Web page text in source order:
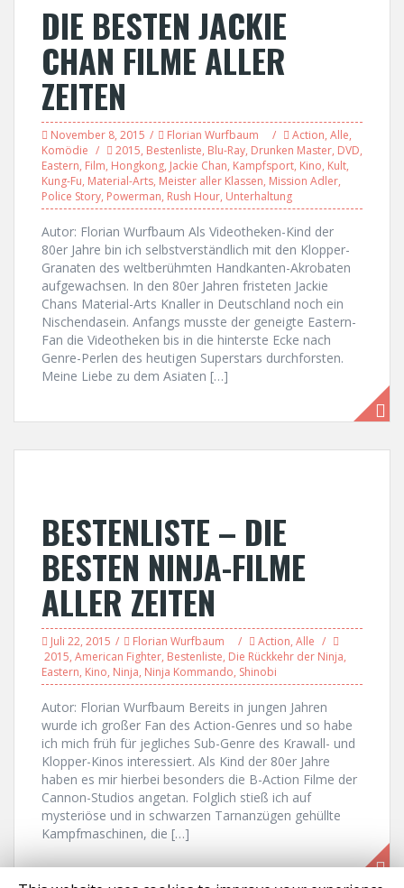
DIE BESTEN JACKIE
CHAN FILME ALLER
ZEITEN
November 8, 2015 Florian Wurfbaum Action, Alle,
Komödie
2015, Bestenliste, Blu-Ray, Drunken Master, DVD,
Eastern, Film, Hongkong, Jackie Chan, Kampfsport, Kino, Kult,
Kung-Fu, Material-Arts, Meister aller Klassen, Mission Adler,
Police Story, Powerman, Rush Hour, Unterhaltung
Autor: Florian Wurfbaum Als Videotheken-Kind der
80er Jahre bin ich selbstverständlich mit den Klopper-
Granaten des weltberühmten Handkanten-Akrobaten
aufgewachsen. In den 80er Jahren fristeten Jackie
Chans Material-Arts Knaller in Deutschland noch ein
Nischendasein. Anfangs musste der geneigte Eastern-
Fan die Videotheken bis in die hinterste Ecke nach
Genre-Perlen des heutigen Superstars durchforsten.
Meine Liebe zu dem Asiaten […]
BESTENLISTE – DIE
BESTEN NINJA-FILME
ALLER ZEITEN
Juli 22, 2015 Florian Wurfbaum Action, Alle
2015, American Fighter, Bestenliste, Die Rückkehr der Ninja,
Eastern, Kino, Ninja, Ninja Kommando, Shinobi
Autor: Florian Wurfbaum Bereits in jungen Jahren
wurde ich großer Fan des Action-Genres und so habe
ich mich früh für jegliches Sub-Genre des Krawall- und
Klopper-Kinos interessiert. Als Kind der 80er Jahre
haben es mir hierbei besonders die B-Action Filme der
Cannon-Studios angetan. Folglich stieß ich auf
mysteriöse und in schwarzen Tarnanzügen gehüllte
Kampfmaschinen, die […]